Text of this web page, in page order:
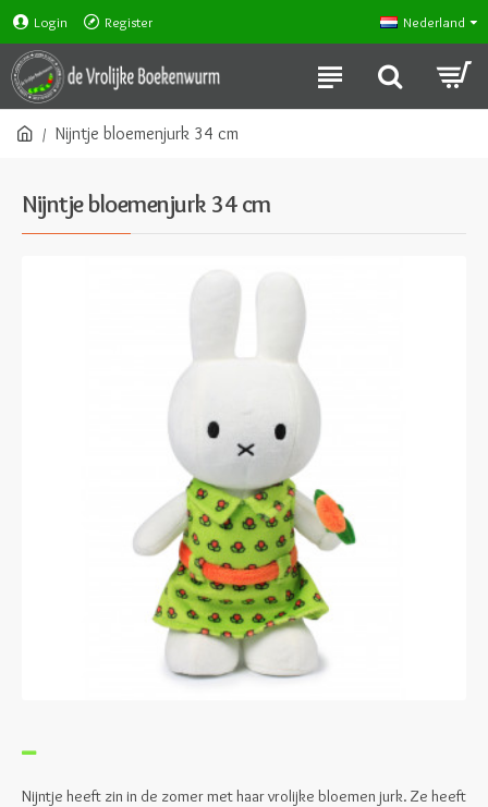
Login Register Nederland
Nijntje bloemenjurk 34 cm
Nijntje bloemenjurk 34 cm
Nijntje heeft zin in de zomer met haar vrolijke bloemen jurk. Ze heeft